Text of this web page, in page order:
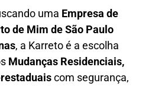
uma Empresa de
de Mim de São Paulo
, a Karreto é a escolha
Mudanças Residenciais,
com segurança,